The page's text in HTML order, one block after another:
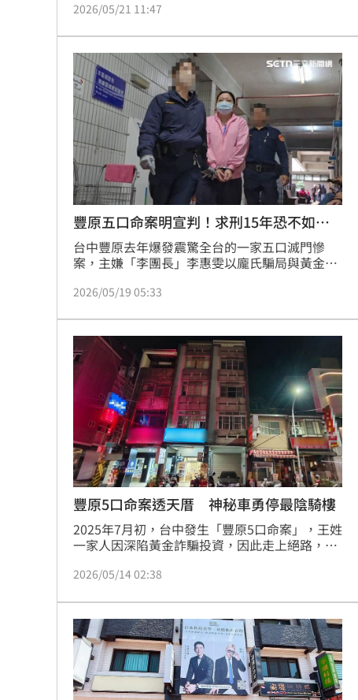
後續已將遺體打撈上岸。經初步確認，死者為女
2026/05/21 11:47
豐原五口命案明宣判！求刑15年恐不如預
期
台中豐原去年爆發震驚全台的一家五口滅門慘
案，主嫌「李團長」李惠雯以龐氏騙局與黃金投
覺被騙欲退出，又遭李女恐嚇違約強索530萬
體走上絕路。全案於上個月辯結，李惠雯遭檢察
官求處15年以上重刑，王家僅存的女婿朱男也親
自出庭，懇請法官嚴懲李女，全案將於明日（20
日）上午9時30分宣判。
2026/05/19 05:33
豐原5口命案透天厝 神秘車勇停最陰騎樓
2025年7月初，台中發生「豐原5口命案」，王姓
一家人因深陷黃金詐騙投資，因此走上絕路，案
透天厝，開設生存遊戲軍用品社10多年，雖位處
年，入夜後當地居民仍不敢靠近。近期卻有一輛
賓士車晚上停在凶宅的騎樓，白天才開走，讓居
民相當詫異。
2026/05/14 02:38